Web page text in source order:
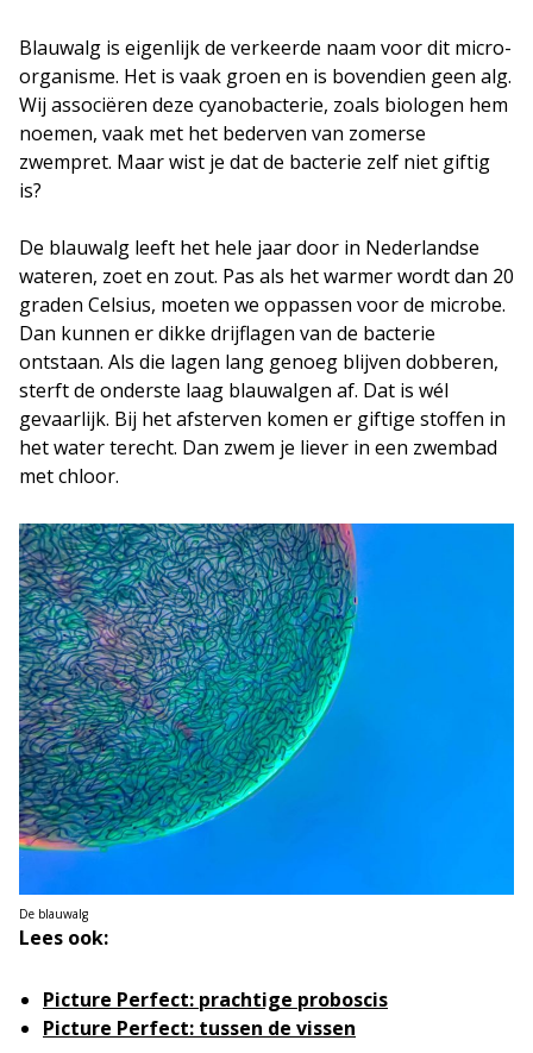
Blauwalg is eigenlijk de verkeerde naam voor dit micro-
organisme. Het is vaak groen en is bovendien geen alg.
Wij associëren deze cyanobacterie, zoals biologen hem
noemen, vaak met het bederven van zomerse
zwempret. Maar wist je dat de bacterie zelf niet giftig
is?
De blauwalg leeft het hele jaar door in Nederlandse
wateren, zoet en zout. Pas als het warmer wordt dan 20
graden Celsius, moeten we oppassen voor de microbe.
Dan kunnen er dikke drijflagen van de bacterie
ontstaan. Als die lagen lang genoeg blijven dobberen,
sterft de onderste laag blauwalgen af. Dat is wél
gevaarlijk. Bij het afsterven komen er giftige stoffen in
het water terecht. Dan zwem je liever in een zwembad
met chloor.
De blauwalg
Lees ook:
Picture Perfect: prachtige proboscis
Picture Perfect: tussen de vissen